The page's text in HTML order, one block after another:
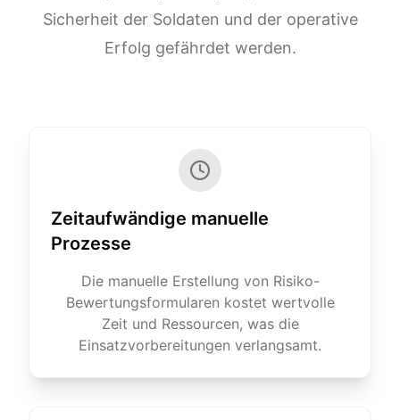
Sicherheit der Soldaten und der operative
Erfolg gefährdet werden.
Zeitaufwändige manuelle
Prozesse
Die manuelle Erstellung von Risiko-
Bewertungsformularen kostet wertvolle
Zeit und Ressourcen, was die
Einsatzvorbereitungen verlangsamt.